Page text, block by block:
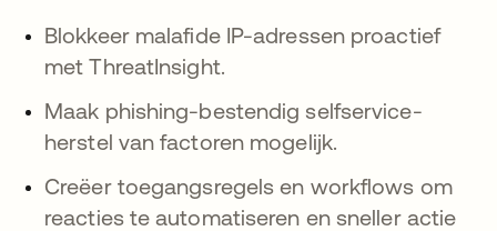
Blokkeer malafide IP-adressen proactief
met ThreatInsight.
Maak phishing-bestendig selfservice-
herstel van factoren mogelijk.
Creëer toegangsregels en workflows om
reacties te automatiseren en sneller actie